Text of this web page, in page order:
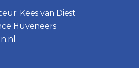
Kees van Diest
Huveneers